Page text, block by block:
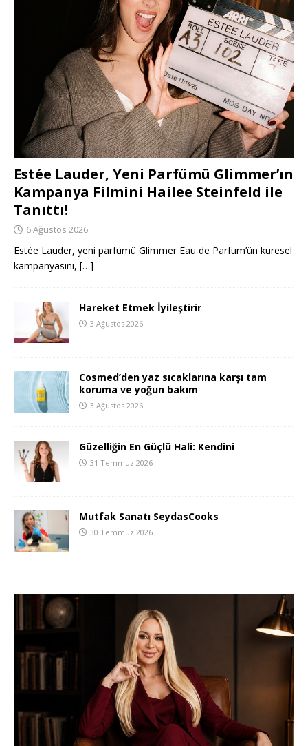
Estée Lauder, Yeni Parfümü Glimmer’ın
Kampanya Filmini Hailee Steinfeld ile
Tanıttı!
6 Ağustos 2026
Estée Lauder, yeni parfümü Glimmer Eau de Parfum’ün küresel
kampanyasını, […]
Hareket Etmek İyileştirir
3 Ağustos 2026
Cosmed’den yaz sıcaklarına karşı tam
koruma ve yoğun bakım
3 Ağustos 2026
Güzelliğin En Güçlü Hali: Kendini
31 Temmuz 2026
Mutfak Sanatı SeydasCooks
30 Temmuz 2026